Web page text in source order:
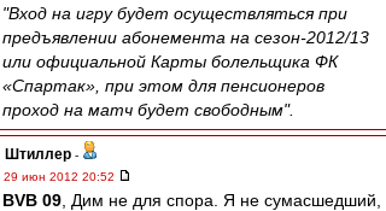
"Вход на игру будет осуществляться при
предъявлении абонемента на сезон-2012/13
или официальной Карты болельщика ФК
«Спартак», при этом для пенсионеров
проход на матч будет свободным".
Штиллер -
29 июн 2012 20:52
BVB 09 , Дим не для спора. Я не сумасшедший,